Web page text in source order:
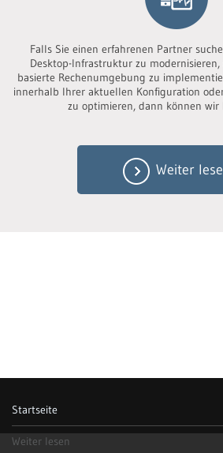
Falls Sie einen erfahrenen Partner
Desktop-Infrastruktur zu modernisieren,
basierte Rechenumgebung zu
innerhalb Ihrer aktuellen Konfiguration
zu optimieren, dann können wir
Weiter
Startseite
Weiter lesen